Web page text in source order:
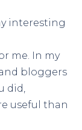
interesting
me. In my
bloggers
did,
useful than